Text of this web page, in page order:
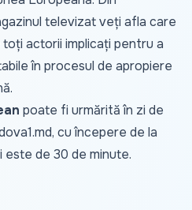
televizat veți afla care
actorii implicați pentru a
în procesul de apropiere
poate fi urmărită în zi de
, cu începere de la
este de 30 de minute.